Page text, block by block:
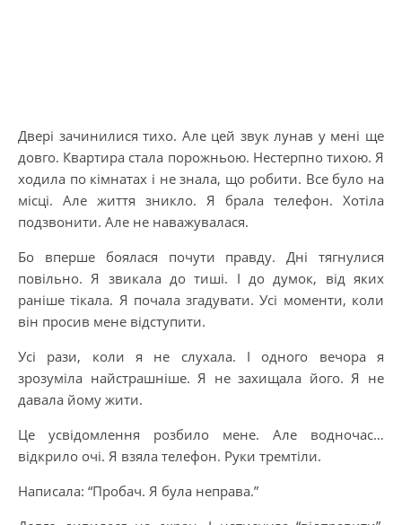
Двері зачинилися тихо. Але цей звук лунав у мені ще
довго. Квартира стала порожньою. Нестерпно тихою. Я
ходила по кімнатах і не знала, що робити. Все було на
місці. Але життя зникло. Я брала телефон. Хотіла
подзвонити. Але не наважувалася.
Бо вперше боялася почути правду. Дні тягнулися
повільно. Я звикала до тиші. І до думок, від яких
раніше тікала. Я почала згадувати. Усі моменти, коли
він просив мене відступити.
Усі рази, коли я не слухала. І одного вечора я
зрозуміла найстрашніше. Я не захищала його. Я не
давала йому жити.
Це усвідомлення розбило мене. Але водночас…
відкрило очі. Я взяла телефон. Руки тремтіли.
Написала: “Пробач. Я була неправа.”